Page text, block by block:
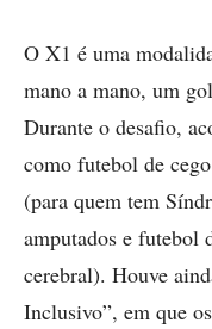
O X1 é uma
mano a mano, um
Durante o desafio,
como futebol de
(para quem tem
amputados e futebol
cerebral). Houve
Inclusivo”, em que